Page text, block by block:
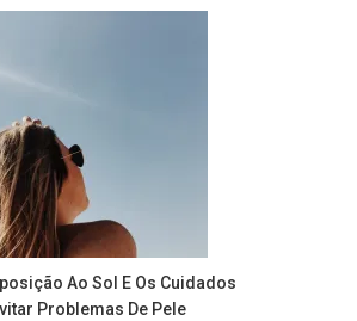
Ao Sol E Os Cuidados
Problemas De Pele